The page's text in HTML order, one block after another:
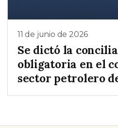
11 de junio de 2026
Se dictó la
obligatoria en el
sector petrolero